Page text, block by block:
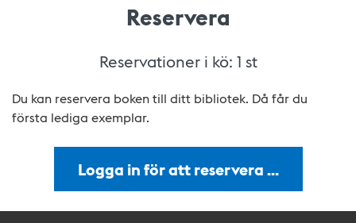
Reservera
Reservationer i kö: 1 st
Du kan reservera boken till ditt bibliotek. Då får du
första lediga exemplar.
Logga in för att reservera …